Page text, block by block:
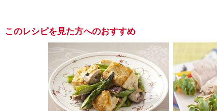
このレシピを見た方へのおすすめ